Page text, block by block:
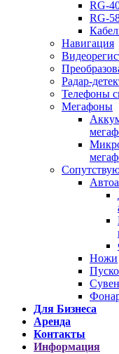
RG-
RG-
Навигация
Радар-
Телефоны
Мегафоны
Ножи
Для Бизнеса
Аренда
Контакты
Информация